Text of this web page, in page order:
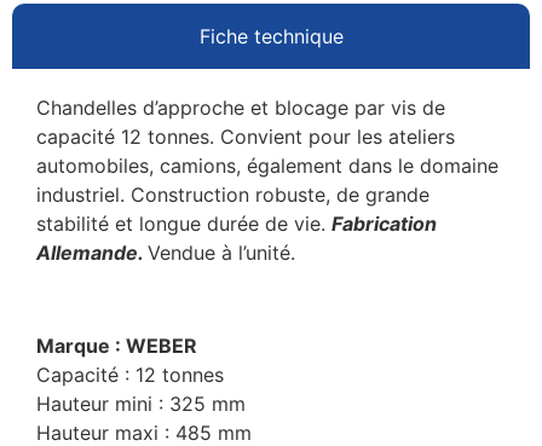
Fiche technique
Chandelles d’approche et blocage par vis de
capacité 12 tonnes. Convient pour les ateliers
automobiles, camions, également dans le domaine
industriel. Construction robuste, de grande
stabilité et longue durée de vie. Fabrication
Allemande. Vendue à l’unité.
Marque : WEBER
Capacité : 12 tonnes
Hauteur mini : 325 mm
Hauteur maxi : 485 mm